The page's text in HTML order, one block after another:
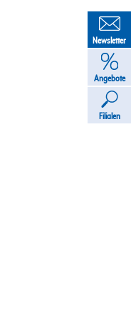
Newsletter
Angebote
Filialen